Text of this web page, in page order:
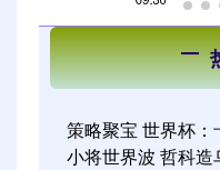
策略聚宝 世界杯
小将世界波 哲科造